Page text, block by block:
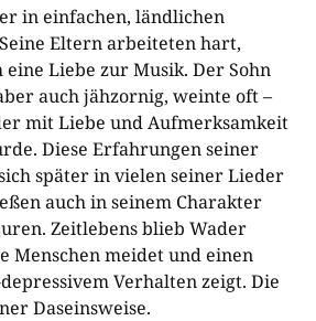
in einfachen, ländlichen
Eltern arbeiteten hart,
Liebe zur Musik. Der Sohn
auch jähzornig, weinte oft –
mit Liebe und Aufmerksamkeit
Diese Erfahrungen seiner
später in vielen seiner Lieder
auch in seinem Charakter
Zeitlebens blieb Wader
Menschen meidet und einen
Verhalten zeigt. Die
Daseinsweise.